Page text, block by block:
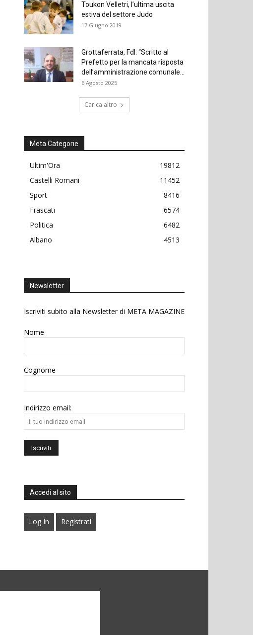
Toukon Velletri, l’ultima uscita
estiva del settore Judo
17 Giugno 2019
Grottaferrata, FdI: “Scritto al
Prefetto per la mancata risposta
dell’amministrazione comunale...
6 Agosto 2025
Carica altro
Meta Categorie
Ultim'Ora
19812
Castelli Romani
11452
Sport
8416
Frascati
6574
Politica
6482
Albano
4513
Newsletter
Iscriviti subito alla Newsletter di META MAGAZINE
Nome
Cognome
Indirizzo email:
Accedi al sito
Log In Registrati